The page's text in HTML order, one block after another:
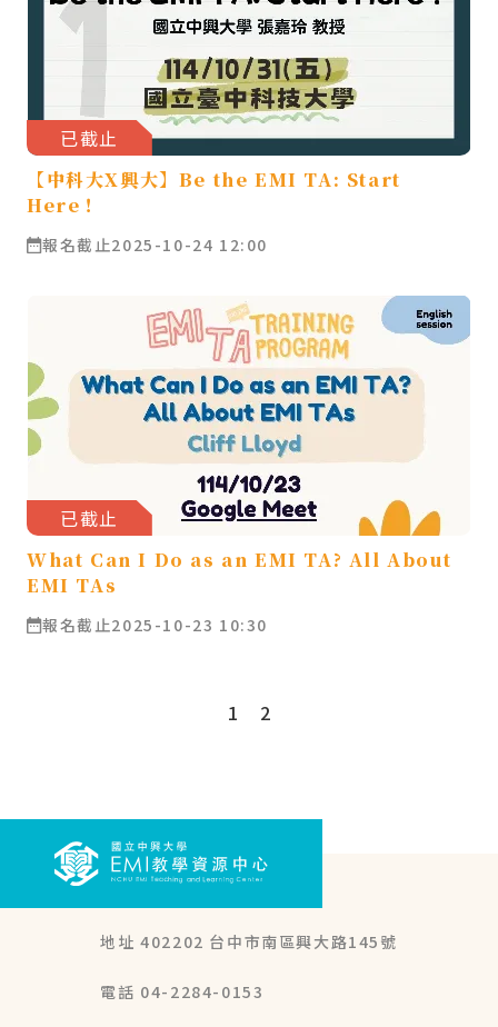
已截止
【中科大X興大】Be the EMI TA: Start
Here！
報名截止2025-10-24 12:00
已截止
What Can I Do as an EMI TA? All About
EMI TAs
報名截止2025-10-23 10:30
1 2
地址 402202 台中市南區興大路145號
電話 04-2284-0153